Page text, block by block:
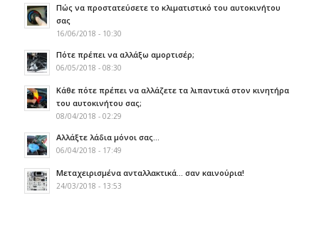
Πώς να προστατεύσετε το κλιματιστικό του αυτοκινήτου
σας
16/06/2018 - 10:30
Πότε πρέπει να αλλάξω αμορτισέρ;
06/05/2018 - 08:30
Κάθε πότε πρέπει να αλλάζετε τα λιπαντικά στον κινητήρα
του αυτοκινήτου σας;
08/04/2018 - 02:29
Αλλάξτε λάδια μόνοι σας…
06/04/2018 - 17:49
Μεταχειρισμένα ανταλλακτικά… σαν καινούρια!
24/03/2018 - 13:53